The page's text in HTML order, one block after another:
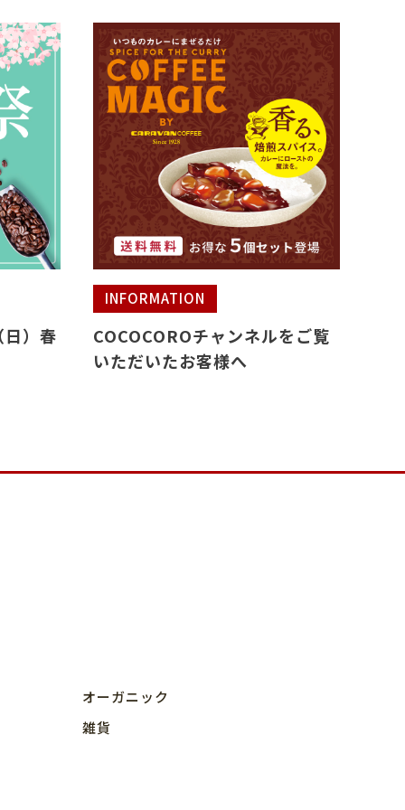
）春
INFORMATION
COCOCOROチャンネルをご覧
いただいたお客様へ
オーガニック
雑貨